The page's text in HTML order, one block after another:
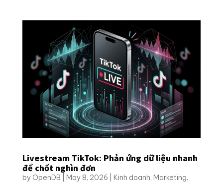
Livestream TikTok: Phản ứng dữ liệu nhanh
để chốt nghìn đơn
by OpenDB May 8, 2026 Kinh doanh, Marketing,